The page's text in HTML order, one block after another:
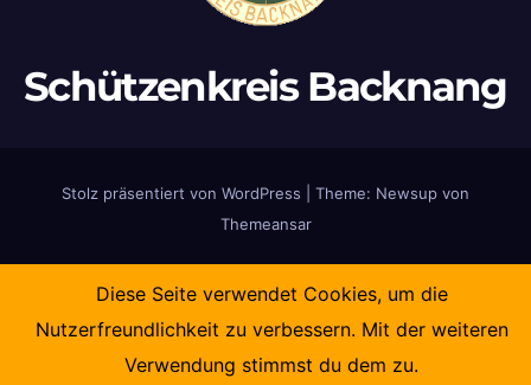
Schützenkreis Backnang
Stolz präsentiert von WordPress Theme: Newsup von
Themeansar
Diese Seite verwendet Cookies, um die
Nutzerfreundlichkeit zu verbessern. Mit der weiteren
Verwendung stimmst du dem zu.